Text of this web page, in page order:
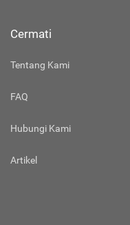
Cermati
Tentang Kami
FAQ
Hubungi Kami
Artikel